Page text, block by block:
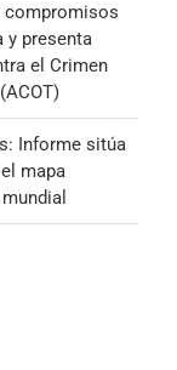
compromisos
y presenta
el Crimen
Informe sitúa
mapa